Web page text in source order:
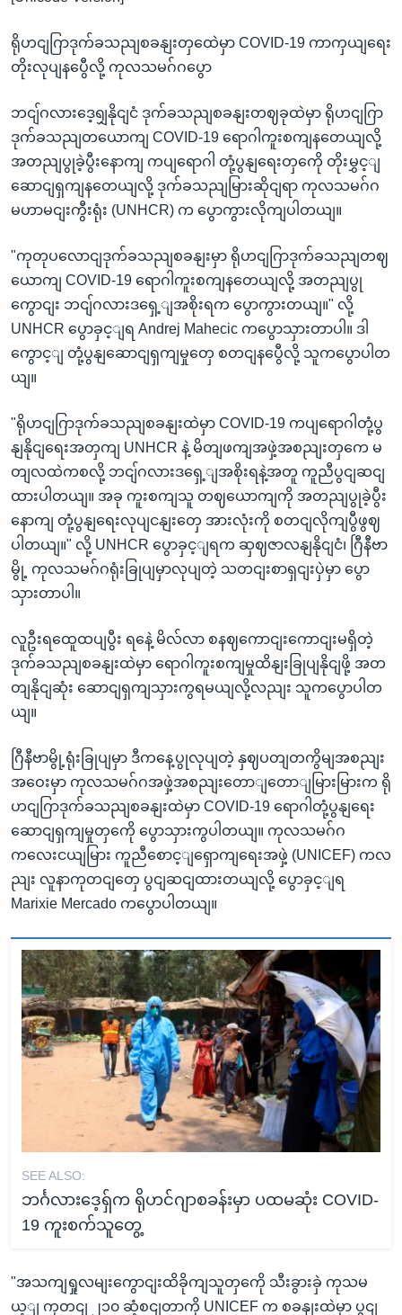
ရိုဟငျဂြာဒုက်ခသညျစခနျးတှထေဲမှာ COVID-19 ကာကှယျရေး
တိုးလုပျနပွေီလို့ ကုလသမဂ်ဂပွော
ဘငျ်ဂလားဒေ့ရျှနိုငျငံ ဒုက်ခသညျစခနျးတဈခုထဲမှာ ရိုဟငျဂြာ
ဒုက်ခသညျတယောကျ COVID-19 ရောဂါကူးစကျနတေယျလို့
အတညျပွုခဲ့ပွီးနောကျ ကပျရောဂါ တုံ့ပွနျရေးတှကေို တိုးမွှင့ျ
ဆောငျရှကျနတေယျလို့ ဒုက်ခသညျမြားဆိုငျရာ ကုလသမဂ်ဂ
မဟာမငျးကွီးရုံး (UNHCR) က ပွောကွားလိုကျပါတယျ။
"ကုတုပလောငျဒုက်ခသညျစခနျးမှာ ရိုဟငျဂြာဒုက်ခသညျတဈ
ယောကျ COVID-19 ရောဂါကူးစကျနတေယျလို့ အတညျပွု
ကွောငျး ဘငျ်ဂလားဒရှေ့ျအစိုးရက ပွောကွားတယျ။" လို့
UNHCR ပွောခှင့ျရ Andrej Mahecic ကပွောသှားတာပါ။ ဒါ
ကွောင့ျ တုံ့ပွနျဆောငျရှကျမှုတှေ စတငျနပွေီလို့ သူကပွောပါတ
ယျ။
"ရိုဟငျဂြာဒုက်ခသညျစခနျးထဲမှာ COVID-19 ကပျရောဂါတုံ့ပွ
နျနိုငျရေးအတှကျ UNHCR နဲ့ မိတျဖကျအဖှဲ့အစညျးတှကေ မ
တျလထဲကစလို့ ဘငျ်ဂလားဒရှေ့ျအစိုးရနဲ့အတူ ကူညီပွငျဆငျ
ထားပါတယျ။ အခု ကူးစကျသူ တဈယောကျကို အတညျပွုခဲ့ပွီး
နောကျ တုံ့ပွနျရေးလုပျငနျးတှေ အားလုံးကို စတငျလိုကျပွီဖွဈ
ပါတယျ။" လို့ UNHCR ပွောခှင့ျရက ဆှဈဇာလနျနိုငျငံ၊ ဂြီနီဗာ
မွို့ ကုလသမဂ်ဂရုံးခြုပျမှာလုပျတဲ့ သတငျးစာရှငျးပှဲမှာ ပွော
သှားတာပါ။
လူဦးရထေူထပျပွီး ရနေဲ့ မိလ်လာ စနဈကောငျးကောငျးမရှိတဲ့
ဒုက်ခသညျစခနျးထဲမှာ ရောဂါကူးစကျမှုထိနျးခြုပျနိုငျဖို့ အတ
တျနိုငျဆုံး ဆောငျရှကျသှားကွရမယျလို့လညျး သူကပွောပါတ
ယျ။
ဂြီနီဗာမွို့ရုံးခြုပျမှာ ဒီကနေ့ပွုလုပျတဲ့ နှဈပတျတကွိမျအစညျး
အဝေးမှာ ကုလသမဂ်ဂအဖှဲ့အစညျးတောျတောျမြားမြားက ရို
ဟငျဂြာဒုက်ခသညျစခနျးထဲမှာ COVID-19 ရောဂါတုံ့ပွနျရေး
ဆောငျရှကျမှုတှကေို ပွောသှားကွပါတယျ။ ကုလသမဂ်ဂ
ကလေးငယျမြား ကူညီစောင့ျရှောကျရေးအဖှဲ့ (UNICEF) ကလ
ညျး လူနာကုတငျတှေ ပွငျဆငျထားတယျလို့ ပွောခှင့ျရ
Marixie Mercado ကပွောပါတယျ။
SEE ALSO:
ဘင်္ဂလားဒေ့ရှ်က ရိုဟင်ဂျာစခန်းမှာ ပထမဆုံး COVID-
19 ကူးစက်သူတွေ့
"အသကျရှုလမျးကွောငျးထိခိုကျသူတှကေို သီးခွားခှဲ ကုသမ
ယ့ျ ကုတငျ ၂၁၀ ဆံ့စငျတာကို UNICEF က စခနျးထဲမှာ ပွငျ